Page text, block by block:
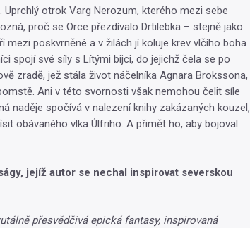
Uprchlý otrok Varg Nerozum, kterého mezi sebe
proč se Orce přezdívalo Drtilebka – stejně jako
mezi poskvrněné a v žilách jí koluje krev vlčího boha
spojí své síly s Lítými bijci, do jejichž čela se po
zradě, jež stála život náčelníka Agnara Brokssona,
Ani v této svornosti však nemohou čelit síle
naděje spočívá v nalezení knihy zakázaných kouzel,
obávaného vlka Úlfriho. A přimět ho, aby bojoval
jejíž autor se nechal inspirovat severskou
přesvědčivá epická fantasy, inspirovaná